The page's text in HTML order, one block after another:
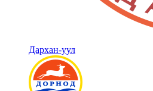
Дархан-уул